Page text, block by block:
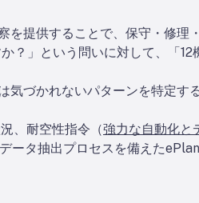
を提供することで、保守・修理
？」という問いに対して、「12
づかれないパターンを特定す
、耐空性指令（強力な自動化と
ータ抽出プロセスを備えた